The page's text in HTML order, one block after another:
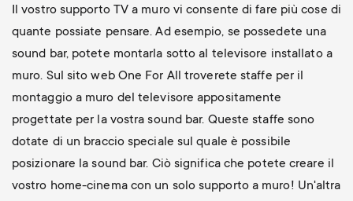
Il vostro supporto TV a muro vi consente di fare più cose di
quante possiate pensare. Ad esempio, se possedete una
sound bar, potete montarla sotto al televisore installato a
muro. Sul sito web One For All troverete staffe per il
montaggio a muro del televisore appositamente
progettate per la vostra sound bar. Queste staffe sono
dotate di un braccio speciale sul quale è possibile
posizionare la sound bar. Ciò significa che potete creare il
vostro home-cinema con un solo supporto a muro! Un'altra